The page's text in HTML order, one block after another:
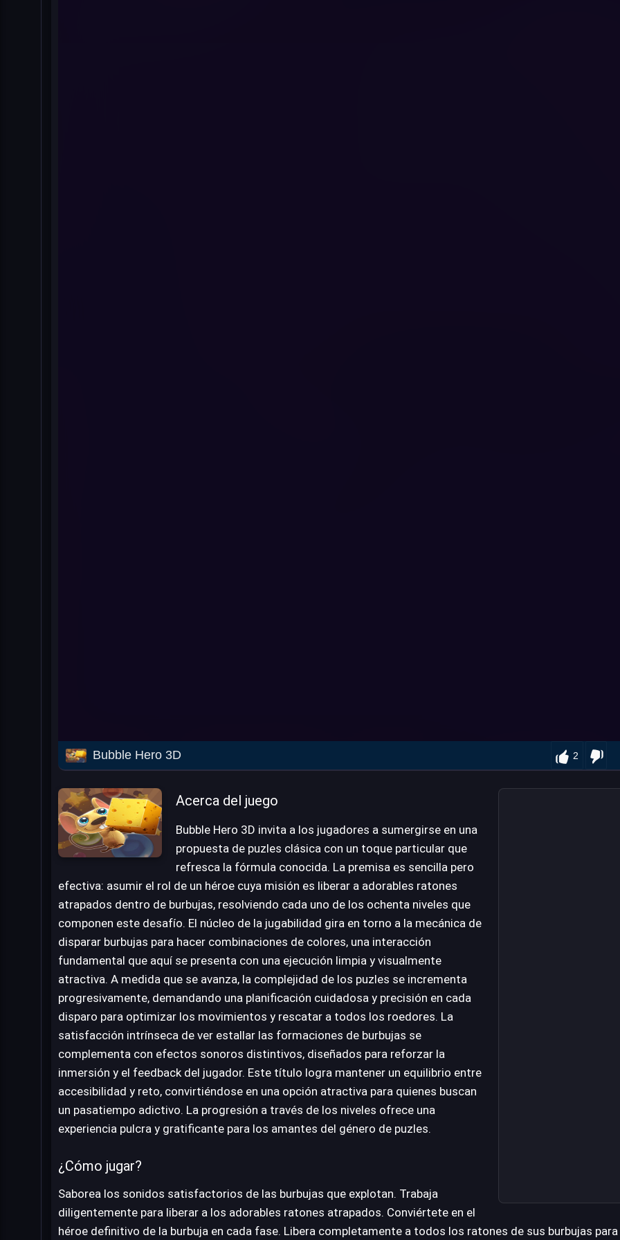
Bubble Hero 3D 2
Acerca del juego
Bubble Hero 3D invita a los jugadores a sumergirse en una
propuesta de puzles clásica con un toque particular que
refresca la fórmula conocida. La premisa es sencilla pero
efectiva: asumir el rol de un héroe cuya misión es liberar a adorables ratones
atrapados dentro de burbujas, resolviendo cada uno de los ochenta niveles que
componen este desafío. El núcleo de la jugabilidad gira en torno a la mecánica de
disparar burbujas para hacer combinaciones de colores, una interacción
fundamental que aquí se presenta con una ejecución limpia y visualmente
atractiva. A medida que se avanza, la complejidad de los puzles se incrementa
progresivamente, demandando una planificación cuidadosa y precisión en cada
disparo para optimizar los movimientos y rescatar a todos los roedores. La
satisfacción intrínseca de ver estallar las formaciones de burbujas se
complementa con efectos sonoros distintivos, diseñados para reforzar la
inmersión y el feedback del jugador. Este título logra mantener un equilibrio entre
accesibilidad y reto, convirtiéndose en una opción atractiva para quienes buscan
un pasatiempo adictivo. La progresión a través de los niveles ofrece una
experiencia pulcra y gratificante para los amantes del género de puzles.
¿Cómo jugar?
Saborea los sonidos satisfactorios de las burbujas que explotan. Trabaja
diligentemente para liberar a los adorables ratones atrapados. Conviértete en el
héroe definitivo de la burbuja en cada fase. Libera completamente a todos los ratones de sus burbujas